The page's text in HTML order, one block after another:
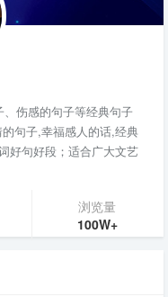
伤感的句子等经典句子
句子,幸福感人的话,经典
好句好段；适合广大文艺
浏览量
100W+